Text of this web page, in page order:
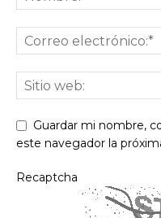
Guardar mi nombre,
este navegador la
Recaptcha